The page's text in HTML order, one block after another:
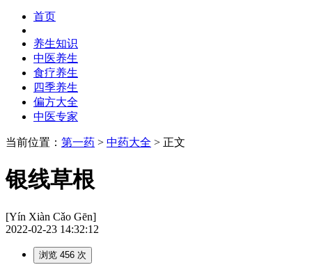
首页
养生知识
中医养生
食疗养生
四季养生
偏方大全
中医专家
当前位置： 第一药 > 中药大全 > 正文
银线草根
[Yín Xiàn Cǎo Gēn]
2022-02-23 14:32:12
浏览 456 次